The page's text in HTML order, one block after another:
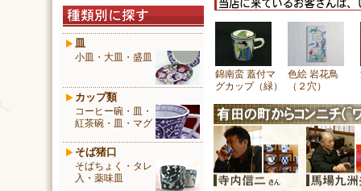
皿
小皿・大皿・盛皿
カップ類
コーヒー碗・皿・
紅茶碗・皿・マグ
そば猪口
そばちょく・タレ
入・薬味皿
錦南蛮 蓋付マ
グカップ（緑）
色絵 岩花鳥
（２穴）